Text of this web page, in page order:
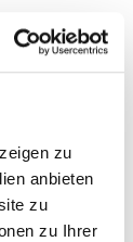
zu
anbieten
zu
zu Ihrer
oder